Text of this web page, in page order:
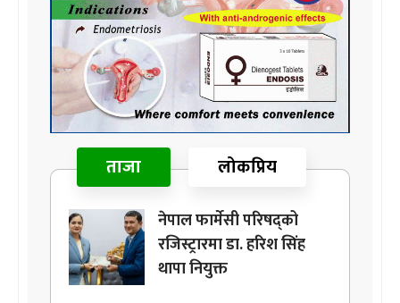
ताजा लोकप्रिय
नेपाल फार्मेसी परिषद्को
रजिस्ट्रारमा डा. हरिश सिंह
थापा नियुक्त